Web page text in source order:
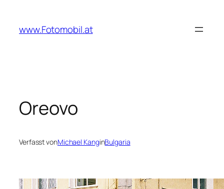
springen
www.Fotomobil.at
Oreovo
Verfasst vonMichael KanginBulgaria